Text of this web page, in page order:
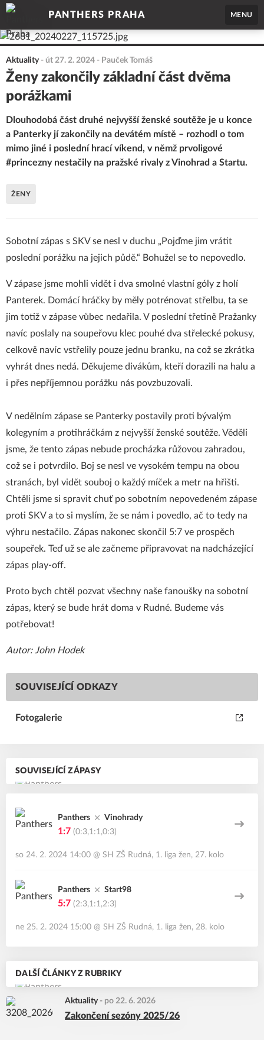
PANTHERS PRAHA MENU
SOUVISEJÍCÍ ZÁPASY
Panthers Vinohrady
1:7 (0:3,1:1,0:3)
so 24. 2. 2024 14:00 @ SH ZŠ Rudná, 1. liga žen, 27. kolo
Panthers Start98
5:7 (2:3,1:1,2:3)
ne 25. 2. 2024 15:00 @ SH ZŠ Rudná, 1. liga žen, 28. kolo
DALŠÍ ČLÁNKY Z RUBRIKY
Aktuality - po 22. 6. 2026
Zakončení sezóny 2025/26
Aktuality - út 27. 2. 2024 - Pauček Tomáš
Ženy zakončily základní část dvěma
porážkami
Dlouhodobá část druhé nejvyšší ženské soutěže je u konce
a Panterky jí zakončily na devátém místě – rozhodl o tom
mimo jiné i poslední hrací víkend, v němž prvoligové
#princezny nestačily na pražské rivaly z Vinohrad a Startu.
ŽENY
Sobotní zápas s SKV se nesl v duchu „Pojďme jim vrátit
poslední porážku na jejich půdě.“ Bohužel se to nepovedlo.
V zápase jsme mohli vidět i dva smolné vlastní góly z holí
Panterek. Domácí hráčky by měly potrénovat střelbu, ta se
jim totiž v zápase vůbec nedařila. V poslední třetině Pražanky
navíc poslaly na soupeřovu klec pouhé dva střelecké pokusy,
celkově navíc vstřelily pouze jednu branku, na což se zkrátka
vyhrát dnes nedá. Děkujeme divákům, kteří dorazili na halu a
i přes nepříjemnou porážku nás povzbuzovali.
V nedělním zápase se Panterky postavily proti bývalým
kolegyním a protihráčkám z nejvyšší ženské soutěže. Věděli
jsme, že tento zápas nebude procházka růžovou zahradou,
což se i potvrdilo. Boj se nesl ve vysokém tempu na obou
stranách, byl vidět souboj o každý míček a metr na hřišti.
Chtěli jsme si spravit chuť po sobotním nepovedeném zápase
proti SKV a to si myslím, že se nám i povedlo, ač to tedy na
výhru nestačilo. Zápas nakonec skončil 5:7 ve prospěch
soupeřek. Teď už se ale začneme připravovat na nadcházející
zápas play-off.
Proto bych chtěl pozvat všechny naše fanoušky na sobotní
zápas, který se bude hrát doma v Rudné. Budeme vás
potřebovat!
Autor: John Hodek
SOUVISEJÍCÍ ODKAZY
Fotogalerie